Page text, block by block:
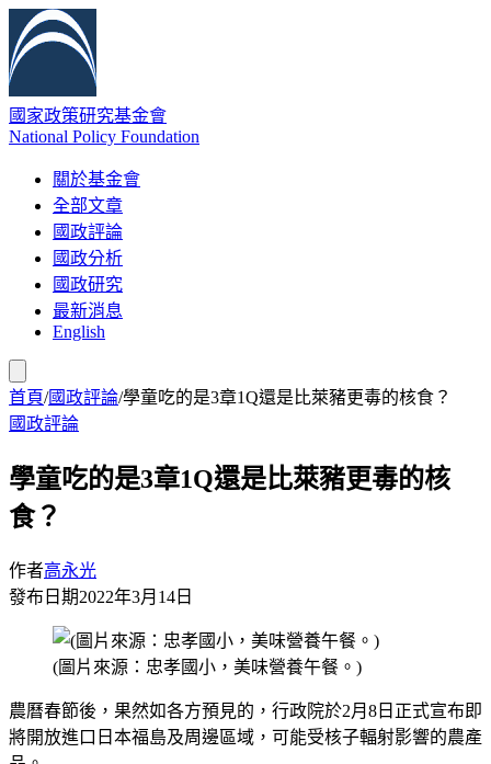
國家政策研究基金會
National Policy Foundation
關於基金會
全部文章
國政評論
國政分析
國政研究
最新消息
English
首頁/國政評論/學童吃的是3章1Q還是比萊豬更毒的核食？
國政評論
學童吃的是3章1Q還是比萊豬更毒的核
食？
作者高永光
發布日期2022年3月14日
(圖片來源：忠孝國小，美味營養午餐。)
農曆春節後，果然如各方預見的，行政院於2月8日正式宣布即
將開放進口日本福島及周邊區域，可能受核子輻射影響的農產